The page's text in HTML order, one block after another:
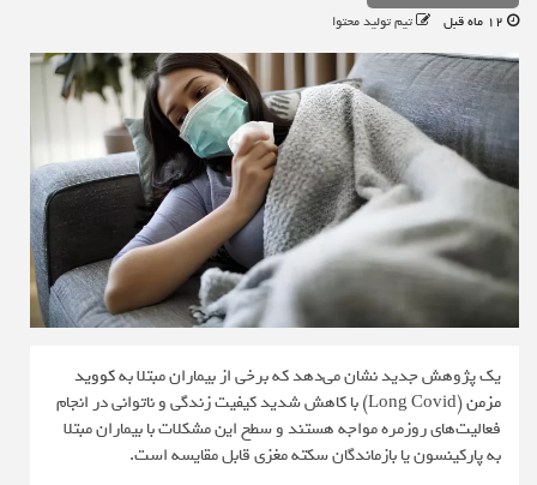
تیم تولید محتوا
یک پژوهش جدید نشان می‌دهد که برخی از بیماران مبتلا بهکووید
مزمن
(Long Covid) با کاهش شدید کیفیت زندگی و ناتوانی در انجام
فعالیت‌های روزمره مواجه هستند و سطح این مشکلات با بیماران مبتلا
به پارکینسون یا بازماندگان سکته مغزی قابل مقایسه است.